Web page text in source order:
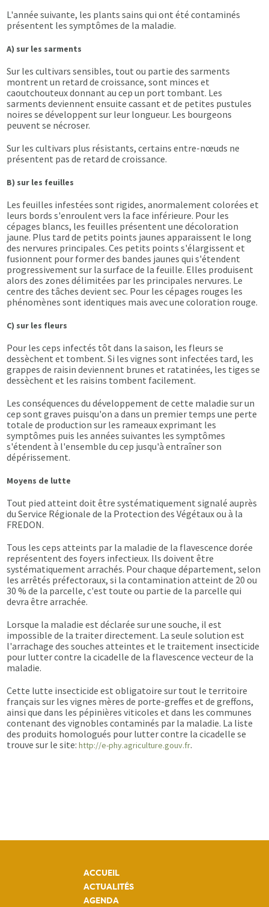
L'année suivante, les plants sains qui ont été contaminés
présentent les symptômes de la maladie.
A) sur les sarments
Sur les cultivars sensibles, tout ou partie des sarments
montrent un retard de croissance, sont minces et
caoutchouteux donnant au cep un port tombant. Les
sarments deviennent ensuite cassant et de petites pustules
noires se développent sur leur longueur. Les bourgeons
peuvent se nécroser.
Sur les cultivars plus résistants, certains entre-nœuds ne
présentent pas de retard de croissance.
B) sur les feuilles
Les feuilles infestées sont rigides, anormalement colorées et
leurs bords s'enroulent vers la face inférieure. Pour les
cépages blancs, les feuilles présentent une décoloration
jaune. Plus tard de petits points jaunes apparaissent le long
des nervures principales. Ces petits points s'élargissent et
fusionnent pour former des bandes jaunes qui s'étendent
progressivement sur la surface de la feuille. Elles produisent
alors des zones délimitées par les principales nervures. Le
centre des tâches devient sec. Pour les cépages rouges les
phénomènes sont identiques mais avec une coloration rouge.
C) sur les fleurs
Pour les ceps infectés tôt dans la saison, les fleurs se
dessèchent et tombent. Si les vignes sont infectées tard, les
grappes de raisin deviennent brunes et ratatinées, les tiges se
dessèchent et les raisins tombent facilement.
Les conséquences du développement de cette maladie sur un
cep sont graves puisqu'on a dans un premier temps une perte
totale de production sur les rameaux exprimant les
symptômes puis les années suivantes les symptômes
s'étendent à l'ensemble du cep jusqu'à entraîner son
dépérissement.
Moyens de lutte
Tout pied atteint doit être systématiquement signalé auprès
du Service Régionale de la Protection des Végétaux ou à la
FREDON.
Tous les ceps atteints par la maladie de la flavescence dorée
représentent des foyers infectieux. Ils doivent être
systématiquement arrachés. Pour chaque département, selon
les arrêtés préfectoraux, si la contamination atteint de 20 ou
30 % de la parcelle, c'est toute ou partie de la parcelle qui
devra être arrachée.
Lorsque la maladie est déclarée sur une souche, il est
impossible de la traiter directement. La seule solution est
l'arrachage des souches atteintes et le traitement insecticide
pour lutter contre la cicadelle de la flavescence vecteur de la
maladie.
Cette lutte insecticide est obligatoire sur tout le territoire
français sur les vignes mères de porte-greffes et de greffons,
ainsi que dans les pépinières viticoles et dans les communes
contenant des vignobles contaminés par la maladie. La liste
des produits homologués pour lutter contre la cicadelle se
trouve sur le site:http://e-phy.agriculture.gouv.fr.
ACCUEIL
ACTUALITÉS
AGENDA